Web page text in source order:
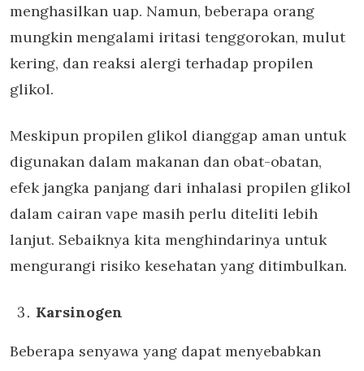
menghasilkan uap. Namun, beberapa orang
mungkin mengalami iritasi tenggorokan, mulut
kering, dan reaksi alergi terhadap propilen
glikol.
Meskipun propilen glikol dianggap aman untuk
digunakan dalam makanan dan obat-obatan,
efek jangka panjang dari inhalasi propilen glikol
dalam cairan vape masih perlu diteliti lebih
lanjut. Sebaiknya kita menghindarinya untuk
mengurangi risiko kesehatan yang ditimbulkan.
Karsinogen
Beberapa senyawa yang dapat menyebabkan